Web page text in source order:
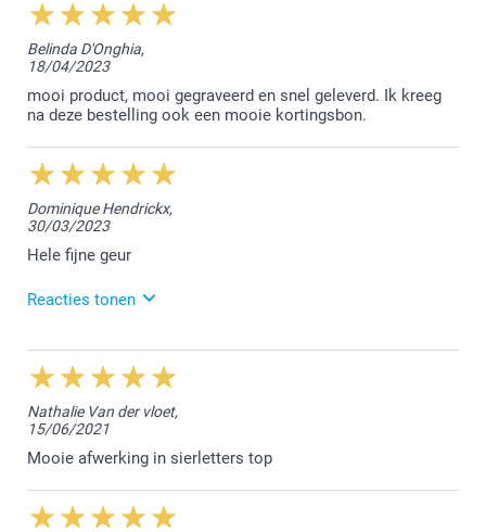
14:15
Beste Jurgen,
Hartelijk dank voor jouw bestelling bij smartphoto.
Jij bent een TOP klant!
Tot een volgende keer!
Nathalie @smartphoto
Belinda D'Onghia,
18/04/2023
mooi product, mooi gegraveerd en snel geleverd. Ik kreeg
na deze bestelling ook een mooie kortingsbon.
Dominique Hendrickx,
30/03/2023
Hele fijne geur
Reacties tonen
31/03/2023
14:15
Beste Dominique,
Leuk om te lezen dat je de geur van de parfum fijn
vindt waarmee je de flesjes van de geurstokjes kan
opvullen. Geniet er nog van.
Hartelijke groet!
Nathalie Van der vloet,
15/06/2021
Mooie afwerking in sierletters top